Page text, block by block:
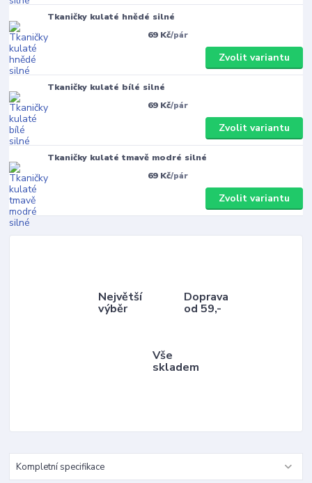
Tkaničky kulaté hnědé silné
69 Kč/pár
Zvolit variantu
Tkaničky kulaté bílé silné
69 Kč/pár
Zvolit variantu
Tkaničky kulaté tmavě modré silné
69 Kč/pár
Zvolit variantu
Největší
výběr
Doprava
od 59,-
Vše
skladem
Kompletní specifikace